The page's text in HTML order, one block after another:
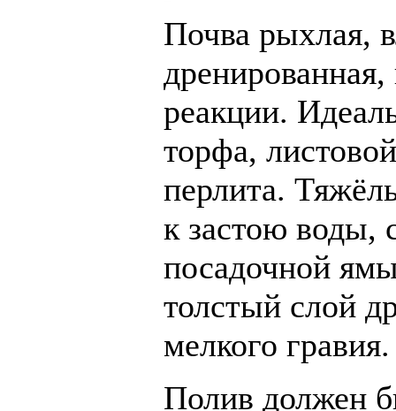
Почва рыхлая,
реакции.
торфа,
перлита.
к застою воды,
посадочной
толстый слой
мелкого гравия.
Полив должен